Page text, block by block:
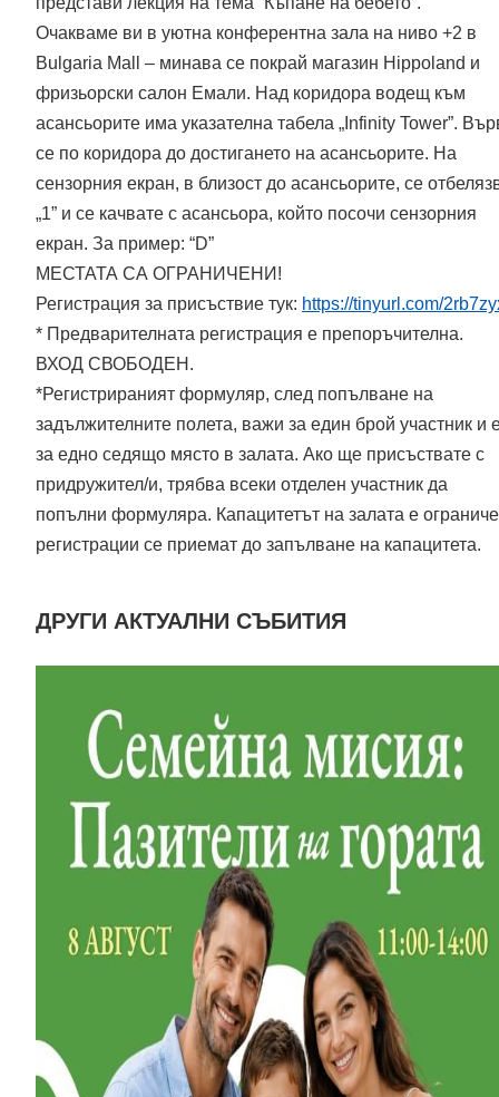
Очакваме ви в уютна конферентна зала на ниво +2 в
Bulgaria Mall – минава се покрай магазин Hippoland и
фризьорски салон Емали. Над коридора водещ към
асансьорите има указателна табела „Infinity Tower”.
се по коридора до достигането на асансьорите. На
сензорния екран, в близост до асансьорите, се
„1” и се качвате с асансьора, който посочи сензорния
екран. За пример: “D”
МЕСТАТА СА ОГРАНИЧЕНИ!
Регистрация за присъствие тук: https://tinyurl.com/
* Предварителната регистрация е препоръчителна.
ВХОД СВОБОДЕН.
*Регистрираният формуляр, след попълване на
задължителните полета, важи за един брой участник и
за едно седящо място в залата. Ако ще присъствате с
придружител/и, трябва всеки отделен участник да
попълни формуляра. Капацитетът на залата е
регистрации се приемат до запълване на капацитета.
ДРУГИ АКТУАЛНИ СЪБИТИЯ